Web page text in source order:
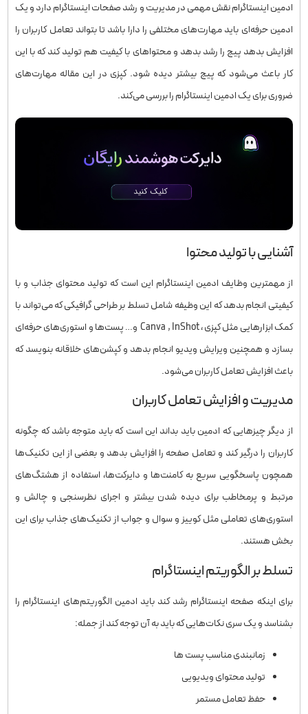
ادمین اینستاگرام نقش مهمی در مدیریت و رشد صفحات اینستاگرام دارد و یک
ادمین حرفه‌ای باید مهارت‌های مختلفی را دارا باشد تا بتواند تعامل کاربران را
افزایش بدهد پیج را رشد بدهد و محتواهای با کیفیت هم تولید کند که با این
کار باعث می‌شود که پیج بیشتر دیده شود. کپزی در این مقاله مهارت‌های
ضروری برای یک ادمین اینستاگرام را بررسی می‌کند.
آشنایی با تولید محتوا
از مهمترین وظایف ادمین اینستاگرام این است که تولید محتوای جذاب و با
کیفیتی انجام بدهد که این وظیفه شامل تسلط بر طراحی گرافیکی که می‌تواند با
کمک ابزارهایی مثل کپزی ، Canva , InShot و… پست‌ها و استوری‌های حرفه‌ای
بسازد و همچنین ویرایش ویدیو انجام بدهد و کپشن‌های خلاقانه بنویسد که
باعث افزایش تعامل کاربران می‌شود.
مدیریت و افزایش تعامل کاربران
از دیگر چیزهایی که ادمین باید بداند این است که باید متوجه باشد که چگونه
کاربران را درگیر کند و تعامل صفحه را افزایش بدهد و بعضی از این تکنیک‌ها
همچون پاسخگویی سریع به کامنت‌ها و دایرکت‌ها، استفاده از هشتگ‌های
مرتبط و پرمخاطب برای دیده شدن بیشتر و اجرای نظرسنجی و چالش و
استوری‌های تعاملی مثل کوییز و سوال و جواب از تکنیک‌های جذاب برای این
بخش هستند.
تسلط بر الگوریتم اینستاگرام
برای اینکه صفحه اینستاگرام رشد کند باید ادمین الگوریتم‌های اینستاگرام را
بشناسد و یک سری نکات‌هایی که باید به آن توجه کند از جمله:
زمانبندی مناسب پست ها
تولید محتوای ویدیویی
حفظ تعامل مستمر